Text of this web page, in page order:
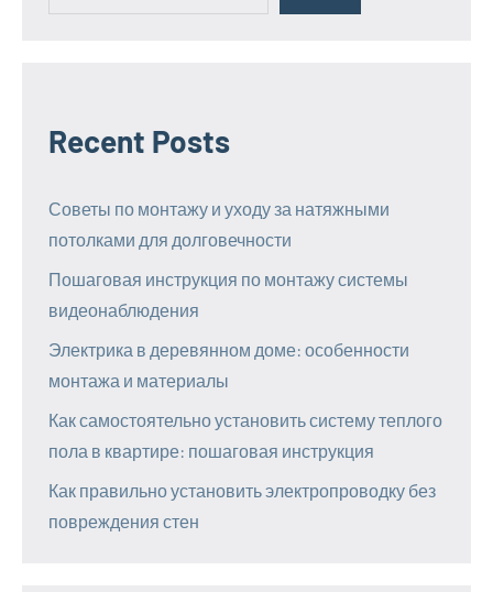
Recent Posts
Советы по монтажу и уходу за натяжными
потолками для долговечности
Пошаговая инструкция по монтажу системы
видеонаблюдения
Электрика в деревянном доме: особенности
монтажа и материалы
Как самостоятельно установить систему теплого
пола в квартире: пошаговая инструкция
Как правильно установить электропроводку без
повреждения стен